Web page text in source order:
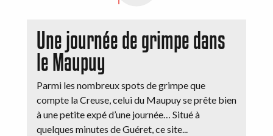
Une journée de grimpe dans
le Maupuy
Parmi les nombreux spots de grimpe que
compte la Creuse, celui du Maupuy se prête bien
à une petite expé d’une journée… Situé à
quelques minutes de Guéret, ce site...